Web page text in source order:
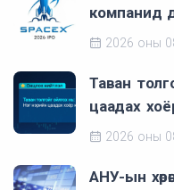
компанид
2026 оны
Таван
цаадах
2026 оны
АНУ-ын